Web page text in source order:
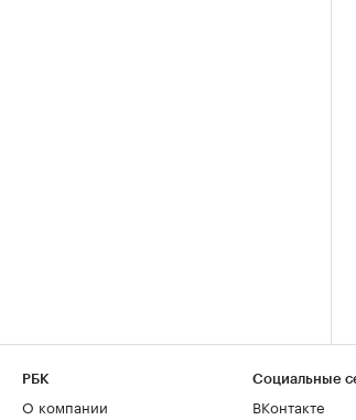
РБК
О компании
Социальные
ВКонтакте